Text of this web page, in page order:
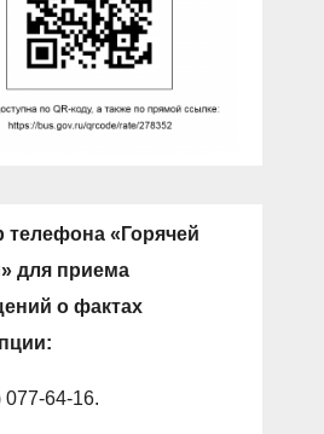
телефона «Горячей
для приема
о фактах
077-64-16.